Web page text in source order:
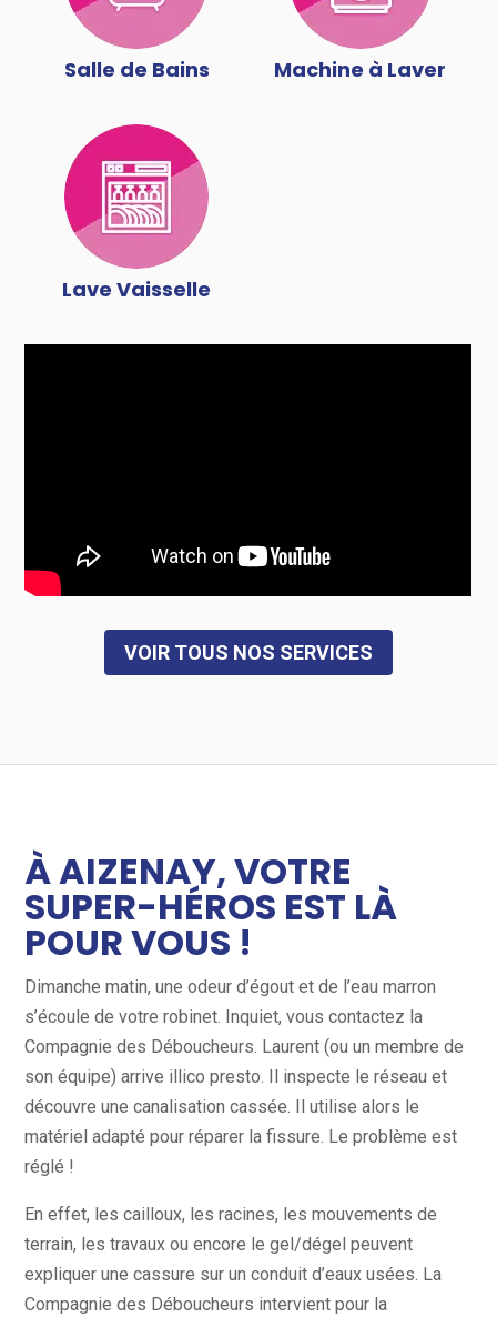
Salle de Bains Machine à Laver
Lave Vaisselle
VOIR TOUS NOS SERVICES
À AIZENAY, VOTRE
SUPER-HÉROS EST LÀ
POUR VOUS !
Dimanche matin, une odeur d’égout et de l’eau marron
s’écoule de votre robinet. Inquiet, vous contactez la
Compagnie des Déboucheurs. Laurent (ou un membre de
son équipe) arrive illico presto. Il inspecte le réseau et
découvre une canalisation cassée. Il utilise alors le
matériel adapté pour réparer la fissure. Le problème est
réglé !
En effet, les cailloux, les racines, les mouvements de
terrain, les travaux ou encore le gel/dégel peuvent
expliquer une cassure sur un conduit d’eaux usées. La
Compagnie des Déboucheurs intervient pour la